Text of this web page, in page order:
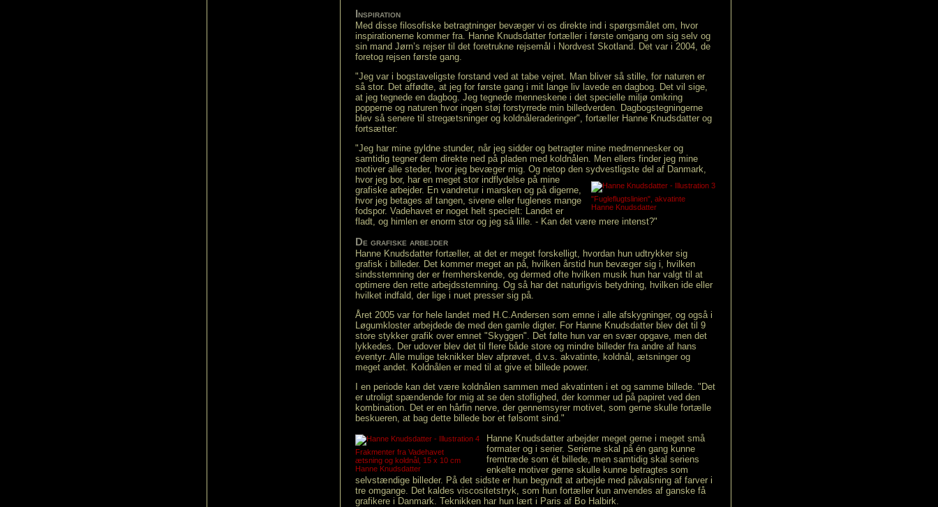
Inspiration
Med disse filosofiske betragtninger bevæger vi os direkte ind i spørgsmålet om, hvor
inspirationerne kommer fra. Hanne Knudsdatter fortæller i første omgang om sig selv og
sin mand Jørn’s rejser til det foretrukne rejsemål i Nordvest Skotland. Det var i 2004, de
foretog rejsen første gang.
"Jeg var i bogstaveligste forstand ved at tabe vejret. Man bliver så stille, for naturen er
så stor. Det affødte, at jeg for første gang i mit lange liv lavede en dagbog. Det vil sige,
at jeg tegnede en dagbog. Jeg tegnede menneskene i det specielle miljø omkring
popperne og naturen hvor ingen støj forstyrrede min billedverden. Dagbogstegningerne
blev så senere til stregætsninger og koldnåleraderinger", fortæller Hanne Knudsdatter og
fortsætter:
"Jeg har mine gyldne stunder, når jeg sidder og betragter mine medmennesker og
samtidig tegner dem direkte ned på pladen med koldnålen. Men ellers finder jeg mine
motiver alle steder, hvor jeg bevæger mig. Og netop den sydvestligste del af Danmark,
hvor jeg bor,
"Fugleflugtslinien", akvatinte
Hanne Knudsdatter
har en meget stor indflydelse på mine
grafiske arbejder. En vandretur i marsken og på digerne,
hvor jeg betages af tangen, sivene eller fuglenes mange
fodspor. Vadehavet er noget helt specielt: Landet er
fladt, og himlen er enorm stor og jeg så lille. - Kan det være mere intenst?"
De grafiske arbejder
Hanne Knudsdatter fortæller, at det er meget forskelligt, hvordan hun udtrykker sig
grafisk i billeder. Det kommer meget an på, hvilken årstid hun bevæger sig i, hvilken
sindsstemning der er fremherskende, og dermed ofte hvilken musik hun har valgt til at
optimere den rette arbejdsstemning. Og så har det naturligvis betydning, hvilken ide eller
hvilket indfald, der lige i nuet presser sig på.
Året 2005 var for hele landet med H.C.Andersen som emne i alle afskygninger, og også i
Løgumkloster arbejdede de med den gamle digter. For Hanne Knudsdatter blev det til 9
store stykker grafik over emnet "Skyggen". Det følte hun var en svær opgave, men det
lykkedes. Der udover blev det til flere både store og mindre billeder fra andre af hans
eventyr. Alle mulige teknikker blev afprøvet, d.v.s. akvatinte, koldnål, ætsninger og
meget andet. Koldnålen er med til at give et billede power.
I en periode kan det være koldnålen sammen med akvatinten i et og samme billede. "Det
er utroligt spændende for mig at se den stoflighed, der kommer ud på papiret ved den
kombination. Det er en hårfin nerve, der gennemsyrer motivet, som gerne skulle fortælle
beskueren, at bag dette billede bor et følsomt sind."
Frakmenter fra Vadehavet
ætsning og koldnål, 15 x 10 cm
Hanne Knudsdatter
Hanne Knudsdatter arbejder meget gerne i meget små
formater og i serier. Serierne skal på én gang kunne
fremtræde som ét billede, men samtidig skal seriens
enkelte motiver gerne skulle kunne betragtes som
selvstændige billeder. På det sidste er hun begyndt at arbejde med påvalsning af farver i
tre omgange. Det kaldes viscositetstryk, som hun fortæller kun anvendes af ganske få
grafikere i Danmark. Teknikken har hun lært i Paris af Bo Halbirk.